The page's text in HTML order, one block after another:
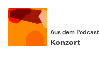
Aus dem Podcast
Konzert